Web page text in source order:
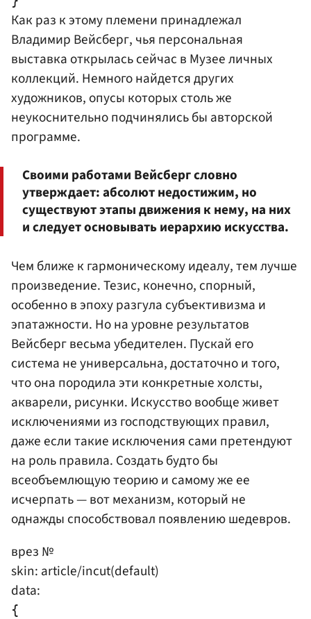
Как раз к этому племени принадлежал
Владимир Вейсберг, чья персональная
выставка открылась сейчас в Музее личных
коллекций. Немного найдется других
художников, опусы которых столь же
неукоснительно подчинялись бы авторской
программе.
Своими работами Вейсберг словно
утверждает: абсолют недостижим, но
существуют этапы движения к нему, на них
и следует основывать иерархию искусства.
Чем ближе к гармоническому идеалу, тем лучше
произведение. Тезис, конечно, спорный,
особенно в эпоху разгула субъективизма и
эпатажности. Но на уровне результатов
Вейсберг весьма убедителен. Пускай его
система не универсальна, достаточно и того,
что она породила эти конкретные холсты,
акварели, рисунки. Искусство вообще живет
исключениями из господствующих правил,
даже если такие исключения сами претендуют
на роль правила. Создать будто бы
всеобъемлющую теорию и самому же ее
исчерпать — вот механизм, который не
однажды способствовал появлению шедевров.
врез №
skin: article/incut(default)
data:
{